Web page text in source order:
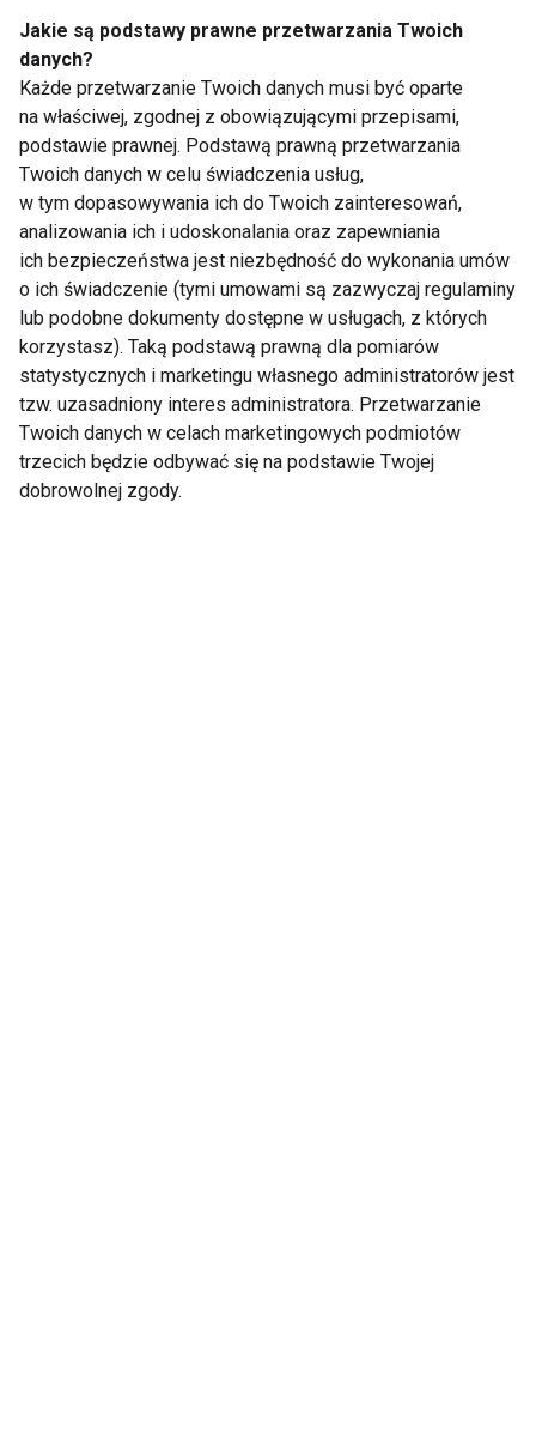
Treningi dla seniorów:
Programy ćwiczeń
wspierające zdrowie i
witalność w starszym
wieku
Popularni
Fitinfluencerzy Marita
Surima Majewska i
Danel Majewski
promują nowy trend:
Modę na nie picie
alkoholu
Treningowe mity -
sprawdź czy w nie
wierzysz
Dlaczego aktywność
fizyczna wpływa
pozytywnie na
zdrowie?
Jakie są podstawy prawne przetwarzania Twoich
danych?
Każde przetwarzanie Twoich danych musi być oparte
na właściwej, zgodnej z obowiązującymi przepisami,
podstawie prawnej. Podstawą prawną przetwarzania
Twoich danych w celu świadczenia usług,
w tym dopasowywania ich do Twoich zainteresowań,
analizowania ich i udoskonalania oraz zapewniania
ich bezpieczeństwa jest niezbędność do wykonania umów
o ich świadczenie (tymi umowami są zazwyczaj regulaminy
lub podobne dokumenty dostępne w usługach, z których
korzystasz). Taką podstawą prawną dla pomiarów
statystycznych i marketingu własnego administratorów jest
tzw. uzasadniony interes administratora. Przetwarzanie
Twoich danych w celach marketingowych podmiotów
trzecich będzie odbywać się na podstawie Twojej
dobrowolnej zgody.